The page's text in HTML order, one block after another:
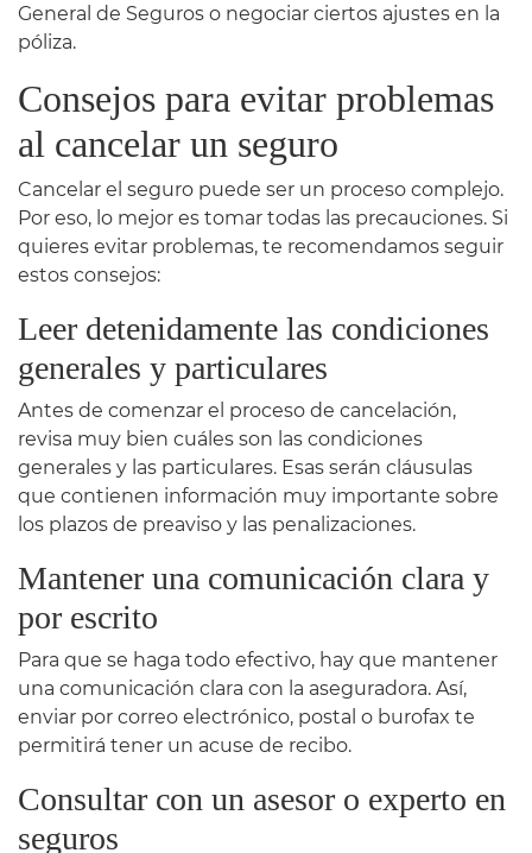
General de Seguros o negociar ciertos ajustes en la
póliza.
Consejos para evitar problemas
al cancelar un seguro
Cancelar el seguro puede ser un proceso complejo.
Por eso, lo mejor es tomar todas las precauciones. Si
quieres evitar problemas, te recomendamos seguir
estos consejos:
Leer detenidamente las condiciones
generales y particulares
Antes de comenzar el proceso de cancelación,
revisa muy bien cuáles son las condiciones
generales y las particulares. Esas serán cláusulas
que contienen información muy importante sobre
los plazos de preaviso y las penalizaciones.
Mantener una comunicación clara y
por escrito
Para que se haga todo efectivo, hay que mantener
una comunicación clara con la aseguradora. Así,
enviar por correo electrónico, postal o burofax te
permitirá tener un acuse de recibo.
Consultar con un asesor o experto en
seguros